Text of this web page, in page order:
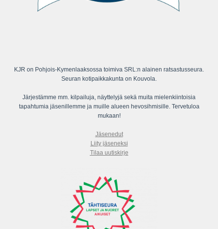
KJR on Pohjois-Kymenlaaksossa toimiva SRL:n alainen ratsastusseura.
Seuran kotipaikkakunta on Kouvola.
Järjestämme mm. kilpailuja, näyttelyjä sekä muita mielenkiintoisia
tapahtumia jäsenillemme ja muille alueen hevosihmisille. Tervetuloa
mukaan!
Jäsenedut
Liity jäseneksi
Tilaa uutiskirje